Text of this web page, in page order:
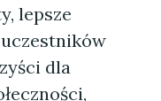
lepsze
dla